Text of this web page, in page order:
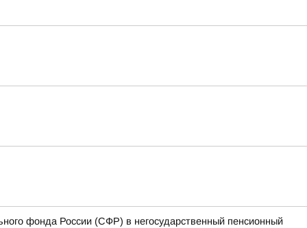
фонда России (СФР) в негосударственный пенсионный